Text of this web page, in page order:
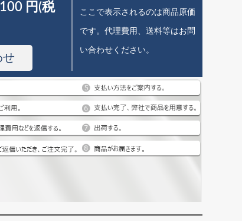
円(税
せ
ここで表示されるのは商品原価
です。代理費用、送料等はお問
い合わせください。